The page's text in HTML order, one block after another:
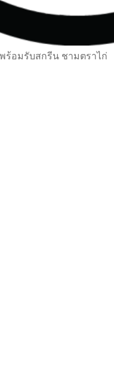
ร้อมรับสกรีน ชามตราไก่